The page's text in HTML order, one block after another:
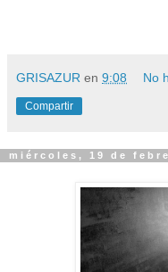
GRISAZUR en 9:08 No
Compartir
miércoles, 19 de